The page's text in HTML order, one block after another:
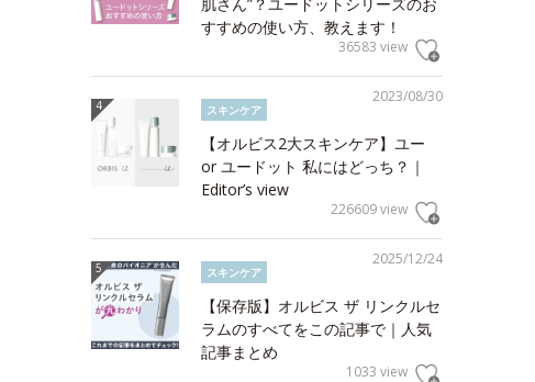
すすめの使い方、教えます！
36583 view
2023/08/30
スキンケア
【オルビス2大スキンケア】ユー
or ユードット 私にはどっち？｜
Editor’s view
226609 view
2025/12/24
スキンケア
【保存版】オルビス ザ リンクルセ
ラムのすべてをこの記事で｜人気
記事まとめ
1033 view